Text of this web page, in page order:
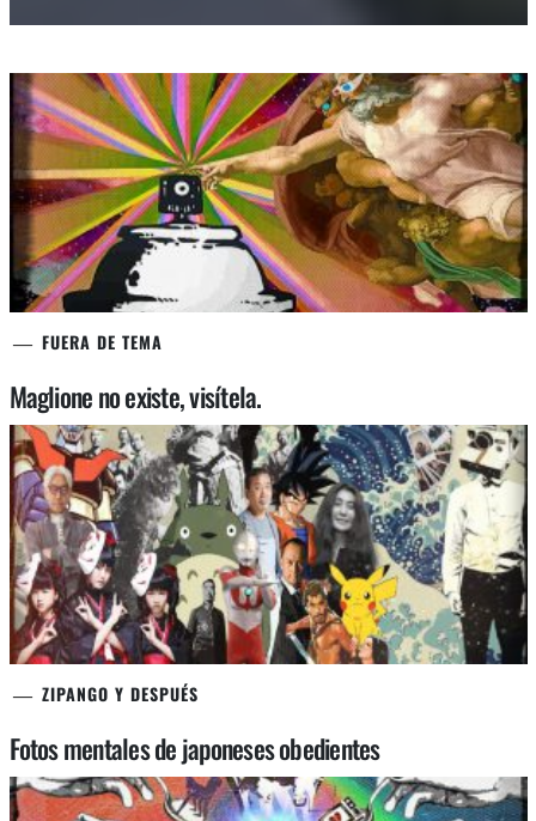
FUERA DE TEMA
Maglione no existe, visítela.
ZIPANGO Y DESPUÉS
Fotos mentales de japoneses obedientes